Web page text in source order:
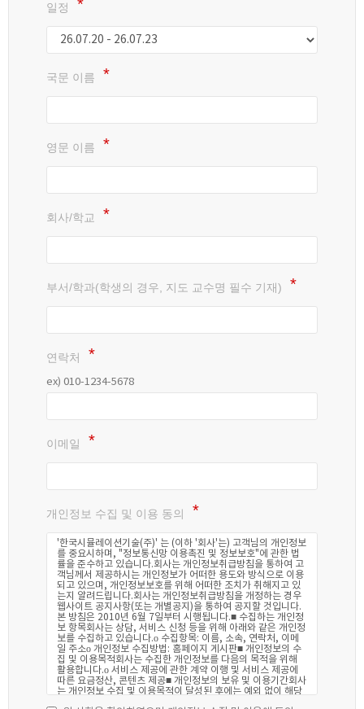
일정
국문 이름
영문 이름
회사/학교
부서/학과(학생의 경우, 지도 교수명 필수 기재)
연락처
ex) 010-1234-5678
이메일
개인정보 수집 및 이용 동의